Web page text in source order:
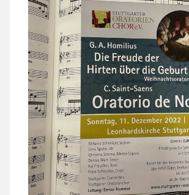
stuttgarter_oratorienchor
Nov. 29